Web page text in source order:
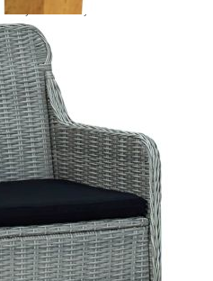
5 части, светлосив
credit institutions
с информационна цел.
си с бутона "Добави в
можете да изберете броя
Adăugați produsul în
putea selecta detaliile
с информационна цел.
си с бутона "Добави в
можете да изберете броя